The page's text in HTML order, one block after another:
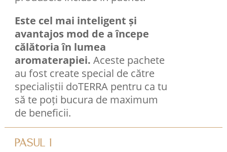
Este cel mai inteligent și
avantajos mod de a începe
călătoria în lumea
aromaterapiei. Aceste pachete
au fost create special de către
specialiștii doTERRA pentru ca tu
să te poți bucura de maximum
de beneficii.
PASUL 1